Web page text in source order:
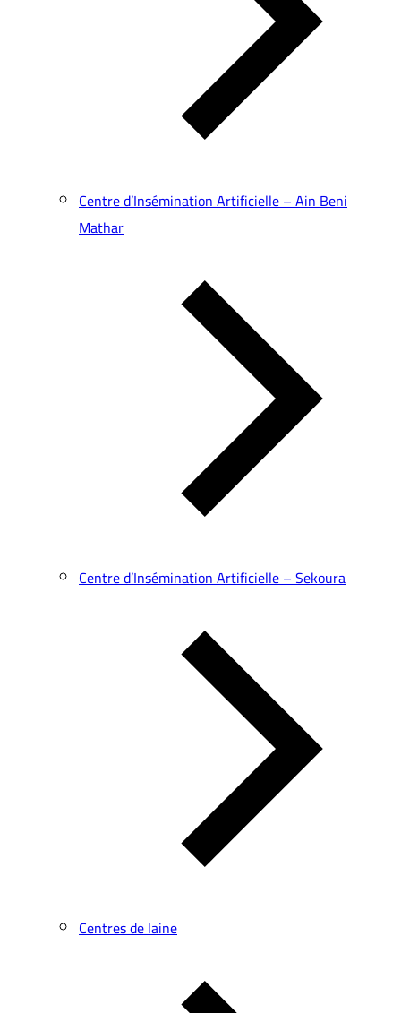
Centre d’Insémination Artificielle – Ain Beni
Mathar
Centre d’Insémination Artificielle – Sekoura
Centres de laine